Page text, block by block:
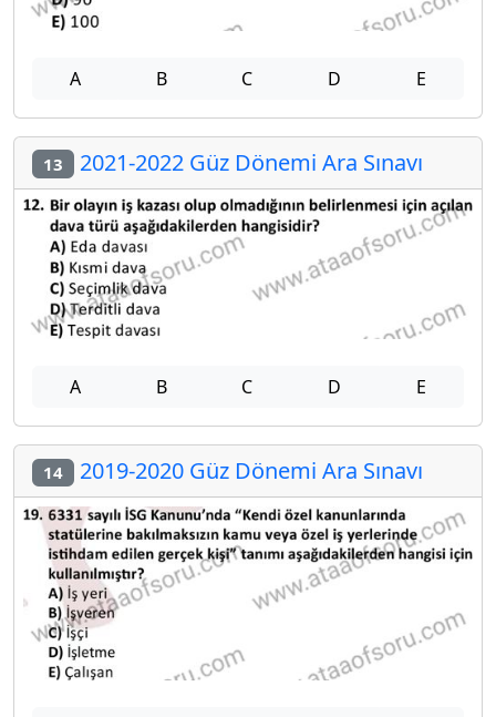
A B C D E
13 2021-2022 Güz Dönemi Ara Sınavı
A B C D E
14 2019-2020 Güz Dönemi Ara Sınavı